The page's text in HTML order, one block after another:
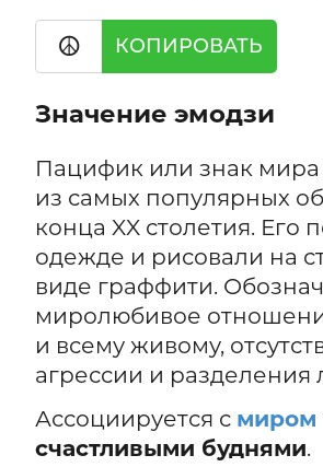
☮️ КОПИРОВАТЬ
Значение эмодзи
Пацифик или знак мира
из самых популярных
конца XX столетия. Его
одежде и рисовали на
виде граффити.
миролюбивое
и всему живому,
агрессии и разделения
Ассоциируется с миром
счастливыми буднями.